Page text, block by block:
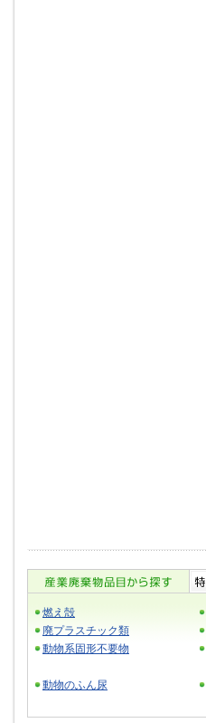
燃え殻
廃プラスチック類
動物系固形不要物
動物のふん尿